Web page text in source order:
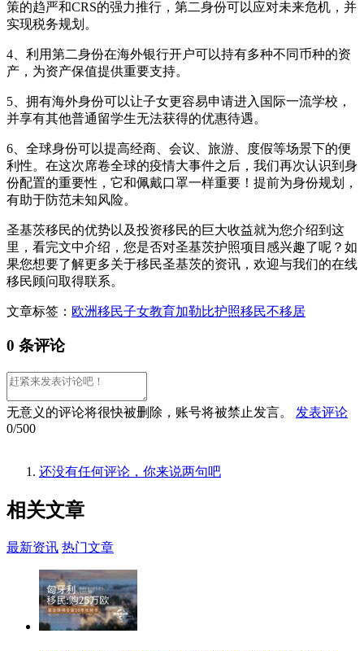
策的趋严和CRS的强力推行，第二身份可以应对未来危机，并
实现税务规划。
4、利用第二身份在海外银行开户可以持有多种不同币种的资
产，为资产保值提供重要支持。
5、拥有海外身份可以让子女更容易申请进入国际一流学校，
并享有其他普通留学生无法获得的优惠待遇。
6、全球身份可以提高经商、会议、旅游、度假等场景下的便
利性。在这次席卷全球的疫情大事件之后，我们再次认识到身
份配置的重要性，它和佩戴口罩一样重要！提前为身份规划，
有助于防范未知风险。
圣基茨移民的优势以及投资移民的巨大收益就为您介绍到这
里，看完文中介绍，您是否对圣基茨护照项目感兴趣了呢？如
果您想要了解更多关于移民圣基茨的资讯，欢迎与我们的在线
移民顾问取得联系。
文章标签： 欧洲移民子女教育加勒比护照移民不移居
0 条评论
无意义的评论将很快被删除，账号将被禁止发言。
发表评论
0/500
还没有任何评论，你来说两句吧
相关文章
最新资讯 热门文章